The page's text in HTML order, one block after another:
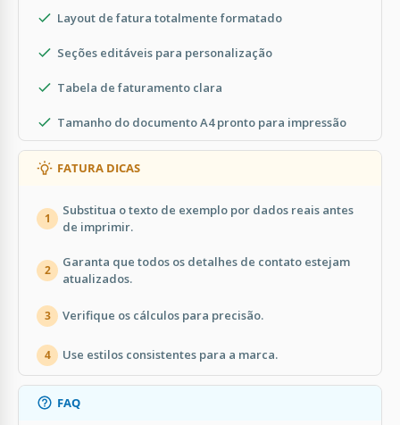
Layout de fatura totalmente formatado
Seções editáveis para personalização
Tabela de faturamento clara
Tamanho do documento A4 pronto para impressão
FATURA DICAS
1
Substitua o texto de exemplo por dados reais antes
de imprimir.
2
Garanta que todos os detalhes de contato estejam
atualizados.
3 Verifique os cálculos para precisão.
4 Use estilos consistentes para a marca.
FAQ